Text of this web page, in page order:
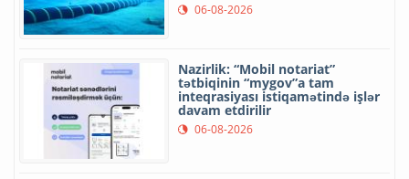
06-08-2026
Nazirlik: “Mobil notariat”
tətbiqinin “mygov”a tam
inteqrasiyası istiqamətində işlər
davam etdirilir
06-08-2026